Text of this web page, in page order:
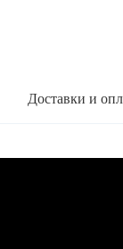
Доставки и